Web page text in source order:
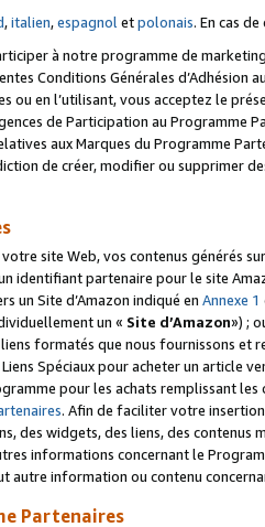
,italien,espagnoletpolonais. En cas
à notre programme de
Conditions Générales d’Adhésion
ou en l’utilisant, vous acceptez le
de Participation au Programme
aux Marques du Programme
de créer, modifier ou supprimer
site Web, vos contenus générés
identifiant partenaire pour le site
un Site d’Amazon indiqué en Annexe 1
un « Site d’Amazon») ;
formatés que nous fournissons et
Spéciaux pour acheter un article
pour les achats remplissant
. Afin de faciliter votre
des widgets, des liens, des
informations concernant le
information ou contenu
Partenaires